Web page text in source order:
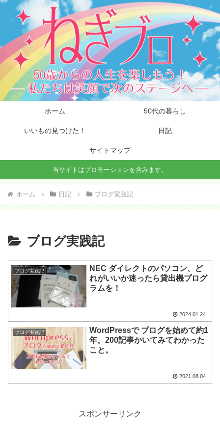
ホーム 50代の暮らし
いいもの見つけた！ 日記
サイトマップ
当サイトはプロモーションを含みます。
ホーム 日記 ブログ実践記
ブログ実践記
ブログ実践記
NEC ダイレクトのパソコン、ど
れがいいか迷ったら貸出機プログ
ラムを！
2024.01.24
ブログ実践記
WordPressで ブログを始めて約1
年。200記事かいてみてわかった
こと。
2021.08.04
スポンサーリンク